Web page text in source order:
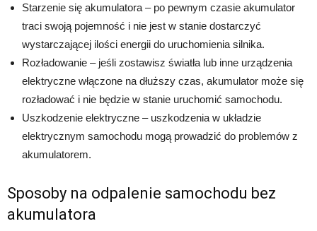
Starzenie się akumulatora – po pewnym czasie akumulator
traci swoją pojemność i nie jest w stanie dostarczyć
wystarczającej ilości energii do uruchomienia silnika.
Rozładowanie – jeśli zostawisz światła lub inne urządzenia
elektryczne włączone na dłuższy czas, akumulator może się
rozładować i nie będzie w stanie uruchomić samochodu.
Uszkodzenie elektryczne – uszkodzenia w układzie
elektrycznym samochodu mogą prowadzić do problemów z
akumulatorem.
Sposoby na odpalenie samochodu bez
akumulatora